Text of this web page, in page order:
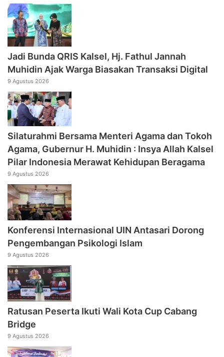
Jadi Bunda QRIS Kalsel, Hj. Fathul Jannah
Muhidin Ajak Warga Biasakan Transaksi Digital
9 Agustus 2026
Silaturahmi Bersama Menteri Agama dan Tokoh
Agama, Gubernur H. Muhidin : Insya Allah Kalsel
Pilar Indonesia Merawat Kehidupan Beragama
9 Agustus 2026
Konferensi Internasional UIN Antasari Dorong
Pengembangan Psikologi Islam
9 Agustus 2026
Ratusan Peserta Ikuti Wali Kota Cup Cabang
Bridge
9 Agustus 2026